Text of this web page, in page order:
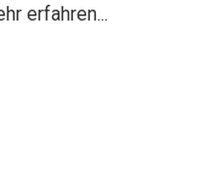
erfahren...